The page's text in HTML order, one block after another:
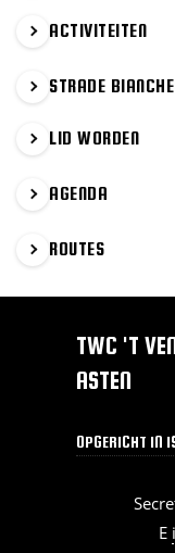
ACTIVITEITEN
STRADE
LID WORDEN
AGENDA
ROUTES
TWC 'T
ASTEN
OPGERICHT IN
E